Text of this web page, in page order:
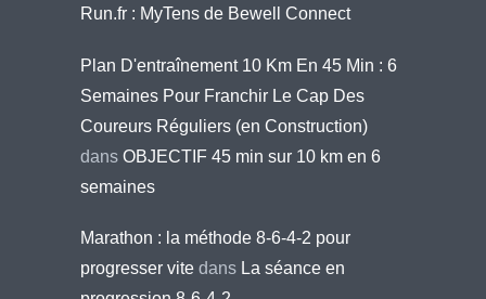
Run.fr : MyTens de Bewell Connect
Plan D'entraînement 10 Km En 45 Min : 6
Semaines Pour Franchir Le Cap Des
Coureurs Réguliers (en Construction)
dans OBJECTIF 45 min sur 10 km en 6
semaines
Marathon : la méthode 8-6-4-2 pour
progresser vite dans La séance en